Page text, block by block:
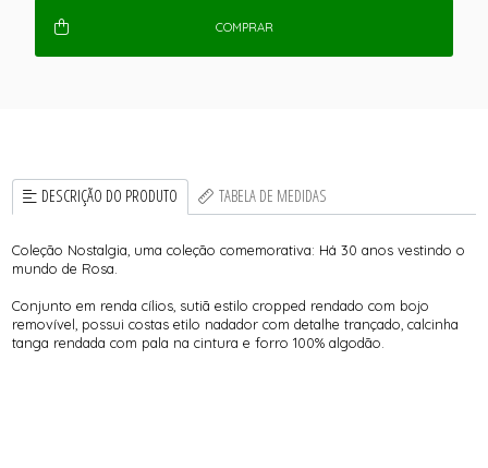
COMPRAR
DESCRIÇÃO DO PRODUTO TABELA DE MEDIDAS
Coleção Nostalgia, uma coleção comemorativa: Há 30 anos vestindo o
mundo de Rosa.
Conjunto em renda cílios, sutiã estilo cropped rendado com bojo
removível, possui costas etilo nadador com detalhe trançado, calcinha
tanga rendada com pala na cintura e forro 100% algodão.